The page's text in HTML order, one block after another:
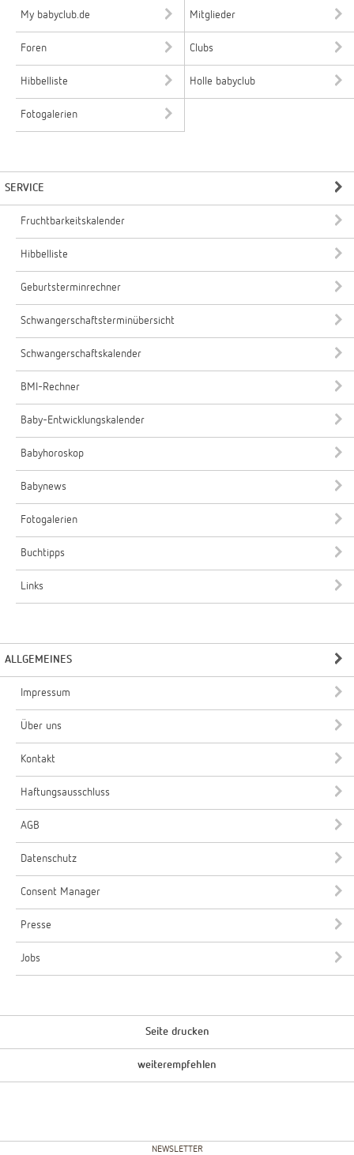
My babyclub.de Mitglieder
Foren Clubs
Hibbelliste Holle babyclub
Fotogalerien
SERVICE
Fruchtbarkeitskalender
Hibbelliste
Geburtsterminrechner
Schwangerschaftsterminübersicht
Schwangerschaftskalender
BMI-Rechner
Baby-Entwicklungskalender
Babyhoroskop
Babynews
Fotogalerien
Buchtipps
Links
ALLGEMEINES
Impressum
Über uns
Kontakt
Haftungsausschluss
AGB
Datenschutz
Consent Manager
Presse
Jobs
Seite drucken
weiterempfehlen
NEWSLETTER